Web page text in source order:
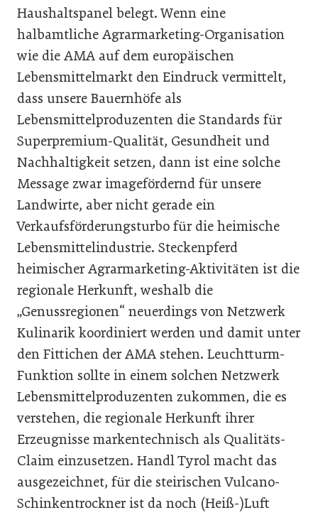
Haushaltspanel belegt. Wenn eine
halbamtliche Agrarmarketing-Organisation
wie die AMA auf dem europäischen
Lebensmittelmarkt den Eindruck vermittelt,
dass unsere Bauernhöfe als
Lebensmittelproduzenten die Standards für
Superpremium-Qualität, Gesundheit und
Nachhaltigkeit setzen, dann ist eine solche
Message zwar imagefördernd für unsere
Landwirte, aber nicht gerade ein
Verkaufsförderungsturbo für die heimische
Lebensmittelindustrie. Steckenpferd
heimischer Agrarmarketing-Aktivitäten ist die
regionale Herkunft, weshalb die
„Genussregionen“ neuerdings von Netzwerk
Kulinarik koordiniert werden und damit unter
den Fittichen der AMA stehen. Leuchtturm-
Funktion sollte in einem solchen Netzwerk
Lebensmittelproduzenten zukommen, die es
verstehen, die regionale Herkunft ihrer
Erzeugnisse markentechnisch als Qualitäts-
Claim einzusetzen. Handl Tyrol macht das
ausgezeichnet, für die steirischen Vulcano-
Schinkentrockner ist da noch (Heiß-)Luft